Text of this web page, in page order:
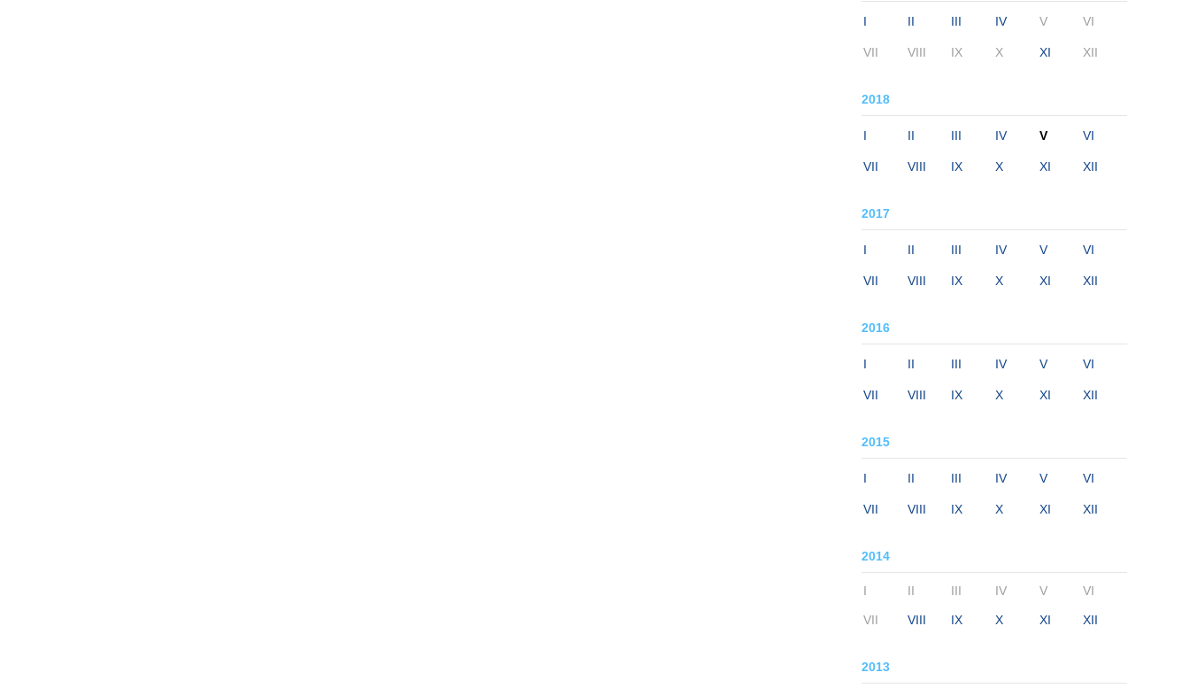
I II III IV V VI
VII VIII IX X XI XII
2018
I II III IV V VI
VII VIII IX X XI XII
2017
I II III IV V VI
VII VIII IX X XI XII
2016
I II III IV V VI
VII VIII IX X XI XII
2015
I II III IV V VI
VII VIII IX X XI XII
2014
I II III IV V VI
VII VIII IX X XI XII
2013